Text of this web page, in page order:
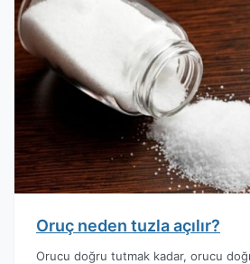
Oruç neden tuzla açılır?
Orucu doğru tutmak kadar, orucu